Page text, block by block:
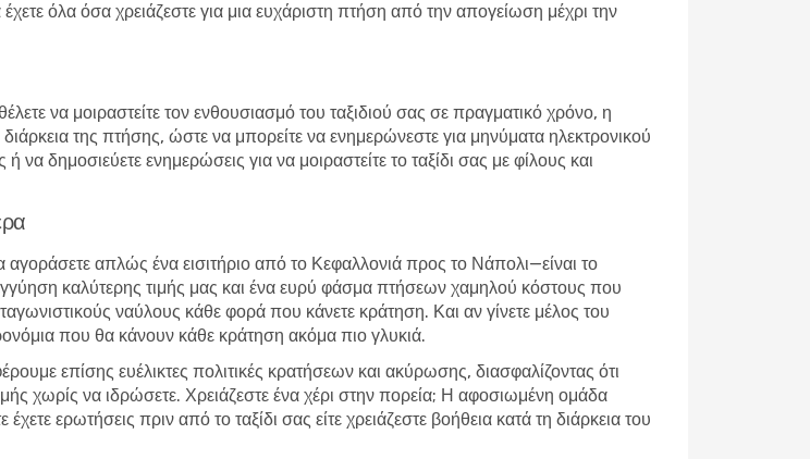
όλα όσα χρειάζεστε για μια ευχάριστη πτήση από την απογείωση μέχρι την
να μοιραστείτε τον ενθουσιασμό του ταξιδιού σας σε πραγματικό χρόνο, η
της πτήσης, ώστε να μπορείτε να ενημερώνεστε για μηνύματα ηλεκτρονικού
δημοσιεύετε ενημερώσεις για να μοιραστείτε το ταξίδι σας με φίλους και
απλώς ένα εισιτήριο από το Κεφαλλονιά προς το Νάπολι—είναι το
καλύτερης τιμής μας και ένα ευρύ φάσμα πτήσεων χαμηλού κόστους που
ναύλους κάθε φορά που κάνετε κράτηση. Και αν γίνετε μέλος του
που θα κάνουν κάθε κράτηση ακόμα πιο γλυκιά.
επίσης ευέλικτες πολιτικές κρατήσεων και ακύρωσης, διασφαλίζοντας ότι
χωρίς να ιδρώσετε. Χρειάζεστε ένα χέρι στην πορεία; Η αφοσιωμένη ομάδα
ερωτήσεις πριν από το ταξίδι σας είτε χρειάζεστε βοήθεια κατά τη διάρκεια του